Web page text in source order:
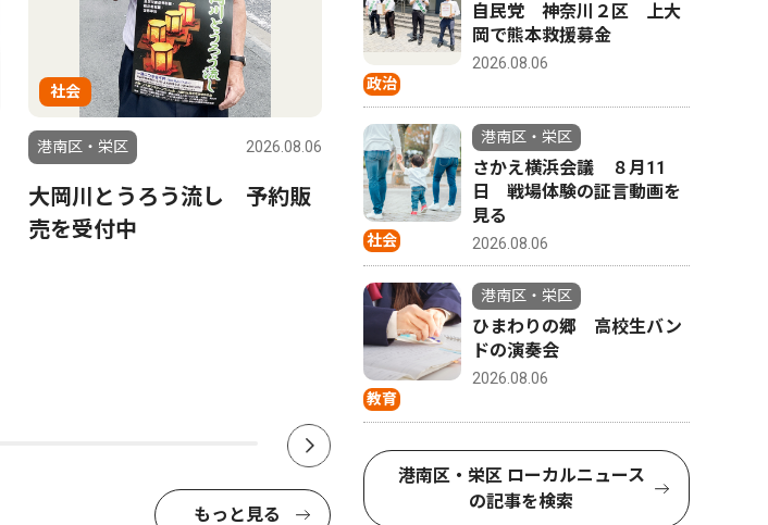
社会
港南区・栄区 2026.08.06
大岡川とうろう流し 予約販
売を受付中
政治
港南区・栄区 2026.08.06
自民党 神奈川２区 上大岡
で熊本救援募金
市民講
月19日
もっと見る
政治
自民党 神奈川２区 上大
岡で熊本救援募金
2026.08.06
社会
港南区・栄区
さかえ横浜会議 ８月11
日 戦場体験の証言動画を
見る
2026.08.06
教育
港南区・栄区
ひまわりの郷 高校生バン
ドの演奏会
2026.08.06
港南区・栄区 ローカルニュース
の記事を検索